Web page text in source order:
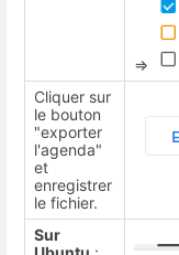
=>
Cliquer sur
le bouton
"exporter
l'agenda"
et
enregistrer
le fichier.
Sur